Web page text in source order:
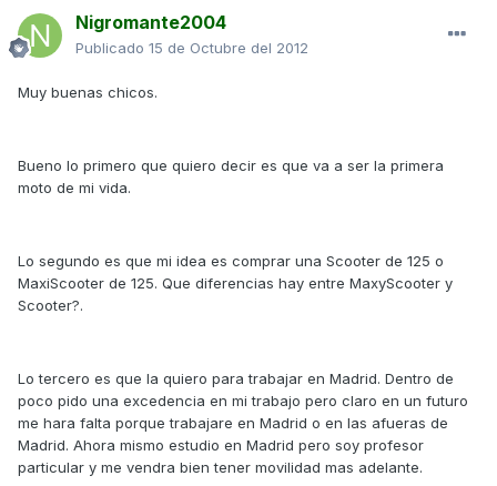
Nigromante2004
Publicado 15 de Octubre del 2012
Muy buenas chicos.
Bueno lo primero que quiero decir es que va a ser la primera
moto de mi vida.
Lo segundo es que mi idea es comprar una Scooter de 125 o
MaxiScooter de 125. Que diferencias hay entre MaxyScooter y
Scooter?.
Lo tercero es que la quiero para trabajar en Madrid. Dentro de
poco pido una excedencia en mi trabajo pero claro en un futuro
me hara falta porque trabajare en Madrid o en las afueras de
Madrid. Ahora mismo estudio en Madrid pero soy profesor
particular y me vendra bien tener movilidad mas adelante.